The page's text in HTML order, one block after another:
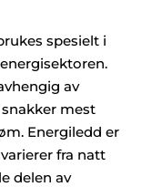
spesielt i
av
mest
Energiledd er
fra natt
delen av